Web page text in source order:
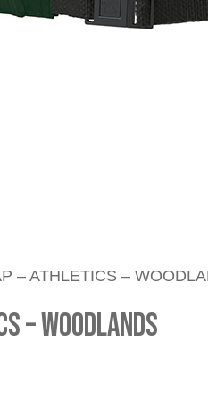
– ATHLETICS –
– WOODLANDS